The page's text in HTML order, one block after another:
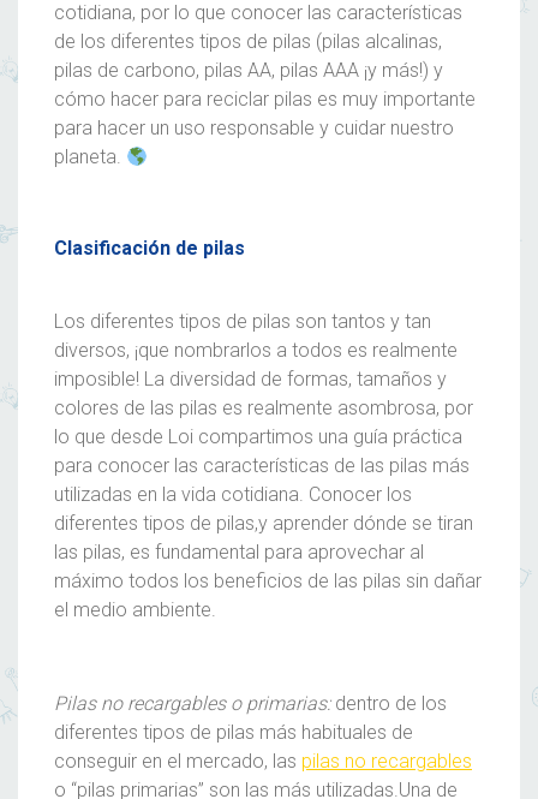
cotidiana, por lo que conocer las características
de los diferentes tipos de pilas (pilas alcalinas,
pilas de carbono, pilas AA, pilas AAA ¡y más!) y
cómo hacer para reciclar pilas es muy importante
para hacer un uso responsable y cuidar nuestro
planeta.
Clasificación de pilas
Los diferentes tipos de pilas son tantos y tan
diversos, ¡que nombrarlos a todos es realmente
imposible! La diversidad de formas, tamaños y
colores de las pilas es realmente asombrosa, por
lo que desde Loi compartimos una guía práctica
para conocer las características de las pilas más
utilizadas en la vida cotidiana. Conocer los
diferentes tipos de pilas,y aprender dónde se tiran
las pilas, es fundamental para aprovechar al
máximo todos los beneficios de las pilas sin dañar
el medio ambiente.
Pilas no recargables o primarias:dentro de los
diferentes tipos de pilas más habituales de
conseguir en el mercado, las pilas no recargables
o “pilas primarias” son las más utilizadas.Una de